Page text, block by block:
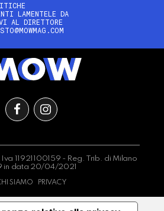
LAMENTELE DA
AL DIRETTORE
11921100159 - Reg. Trib. di Milano
in data 20/04/2021
SIAMO PRIVACY